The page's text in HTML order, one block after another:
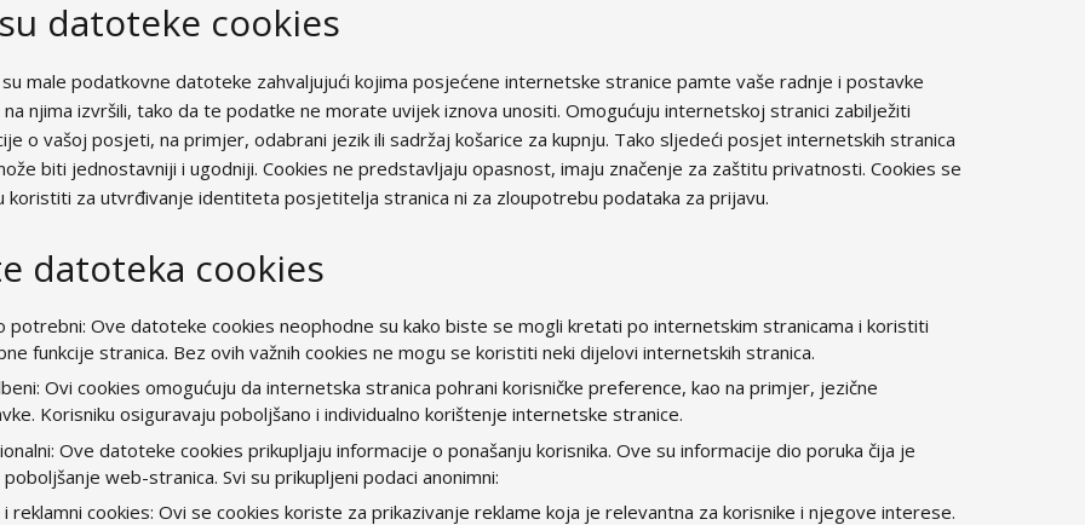
datoteke cookies
male podatkovne datoteke zahvaljujući kojima posjećene internetske stranice pamte vaše radnje i postavke
njima izvršili, tako da te podatke ne morate uvijek iznova unositi. Omogućuju internetskoj stranici zabilježiti
o vašoj posjeti, na primjer, odabrani jezik ili sadržaj košarice za kupnju. Tako sljedeći posjet internetskih stranica
biti jednostavniji i ugodniji. Cookies ne predstavljaju opasnost, imaju značenje za zaštitu privatnosti. Cookies se
koristiti za utvrđivanje identiteta posjetitelja stranica ni za zloupotrebu podataka za prijavu.
datoteka cookies
potrebni: Ove datoteke cookies neophodne su kako biste se mogli kretati po internetskim stranicama i koristiti
funkcije stranica. Bez ovih važnih cookies ne mogu se koristiti neki dijelovi internetskih stranica.
Ovi cookies omogućuju da internetska stranica pohrani korisničke preference, kao na primjer, jezične
Korisniku osiguravaju poboljšano i individualno korištenje internetske stranice.
Ove datoteke cookies prikupljaju informacije o ponašanju korisnika. Ove su informacije dio poruka čija je
web-stranica. Svi su prikupljeni podaci anonimni:
i reklamni cookies: Ovi se cookies koriste za prikazivanje reklame koja je relevantna za korisnike i njegove interese.